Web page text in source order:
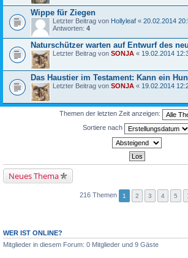
Wippe für Ziegen
Letzter Beitrag von Hollyleaf « 20.02.2014
Antworten: 4
Naturschützer warten auf Entwurf des
Letzter Beitrag von SONJA « 19.02.2014
Das Haustier im Testament: Kann ein
Letzter Beitrag von SONJA « 19.02.2014
Themen der letzten Zeit anzeigen:
Sortiere nach
Neues Thema
216 Themen 1 2 3 4 5
WER IST ONLINE?
Mitglieder in diesem Forum: 0 Mitglieder und 9 Gäste